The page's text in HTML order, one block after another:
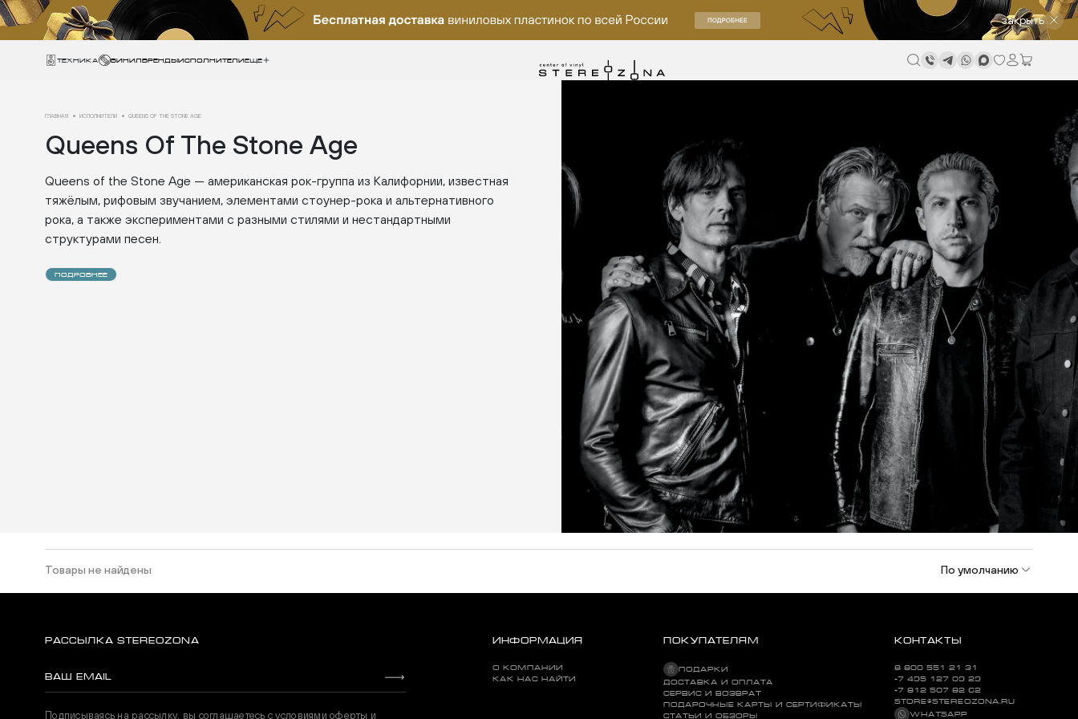
закрыть
Техника ВИНИЛБРЕНДЫИСПОЛНИТЕЛИЕще
ГЛАВНАЯ ИСПОЛНИТЕЛИ QUEENS OF THE STONE AGE
Queens Of The Stone Age
Queens of the Stone Age — американская рок-группа из Калифорнии, известная
тяжёлым, рифовым звучанием, элементами стоунер-рока и альтернативного
рока, а также экспериментами с разными стилями и нестандартными
структурами песен.
ПОДРОБНЕЕ
Товары не найдены По умолчанию
РАССЫЛКА STEREOZONA
Подписываясь на рассылку, вы соглашаетесь с условиями оферты и
ИНФОРМАЦИЯ
О КОМПАНИИ
КАК НАС НАЙТИ
ПОКУПАТЕЛЯМ
ПОДАРКИ
ДОСТАВКА И ОПЛАТА
СЕРВИС И ВОЗВРАТ
ПОДАРОЧНЫЕ КАРТЫ И СЕРТИФИКАТЫ
СТАТЬИ И ОБЗОРЫ
КОНТАКТЫ
8 800 551 21 31
+7 495 127 09 29
+7 812 507 82 62
STORE@STEREOZONA.RU
WHATSAPP